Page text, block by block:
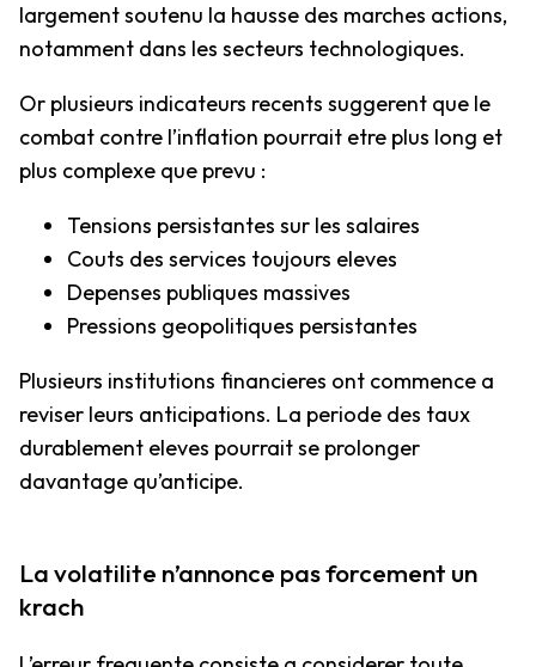
largement soutenu la hausse des marches actions,
notamment dans les secteurs technologiques.
Or plusieurs indicateurs recents suggerent que le
combat contre l’inflation pourrait etre plus long et
plus complexe que prevu :
Tensions persistantes sur les salaires
Couts des services toujours eleves
Depenses publiques massives
Pressions geopolitiques persistantes
Plusieurs institutions financieres ont commence a
reviser leurs anticipations. La periode des taux
durablement eleves pourrait se prolonger
davantage qu’anticipe.
La volatilite n’annonce pas forcement un
krach